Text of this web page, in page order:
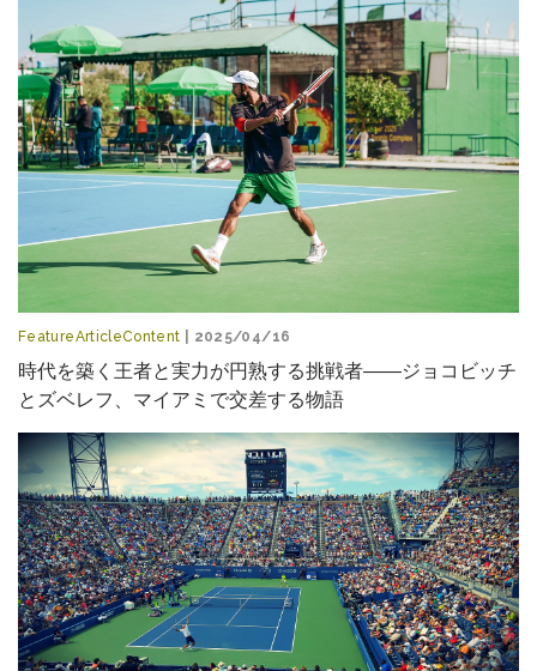
FeatureArticleContent | 2025/04/16
時代を築く王者と実力が円熟する挑戦者――ジョコビッチ
とズベレフ、マイアミで交差する物語